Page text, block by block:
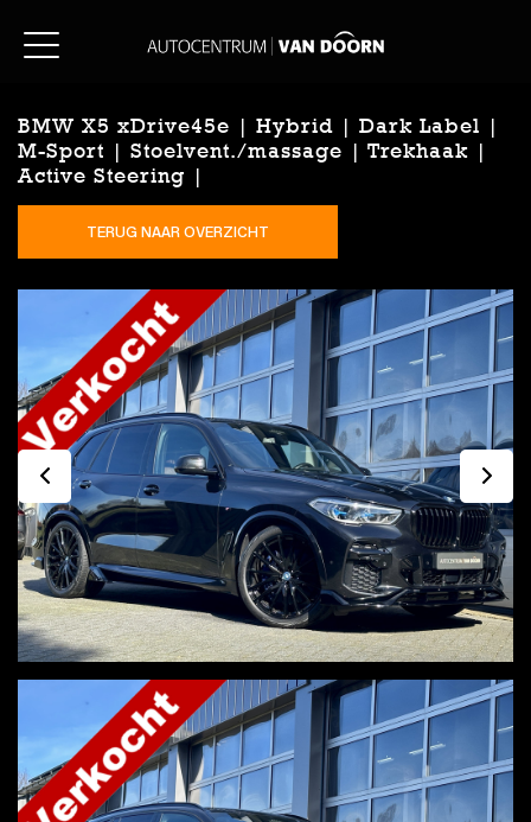
BMW X5 xDrive45e | Hybrid | Dark Label |
M-Sport | Stoelvent./massage | Trekhaak |
Active Steering |
TERUG NAAR OVERZICHT